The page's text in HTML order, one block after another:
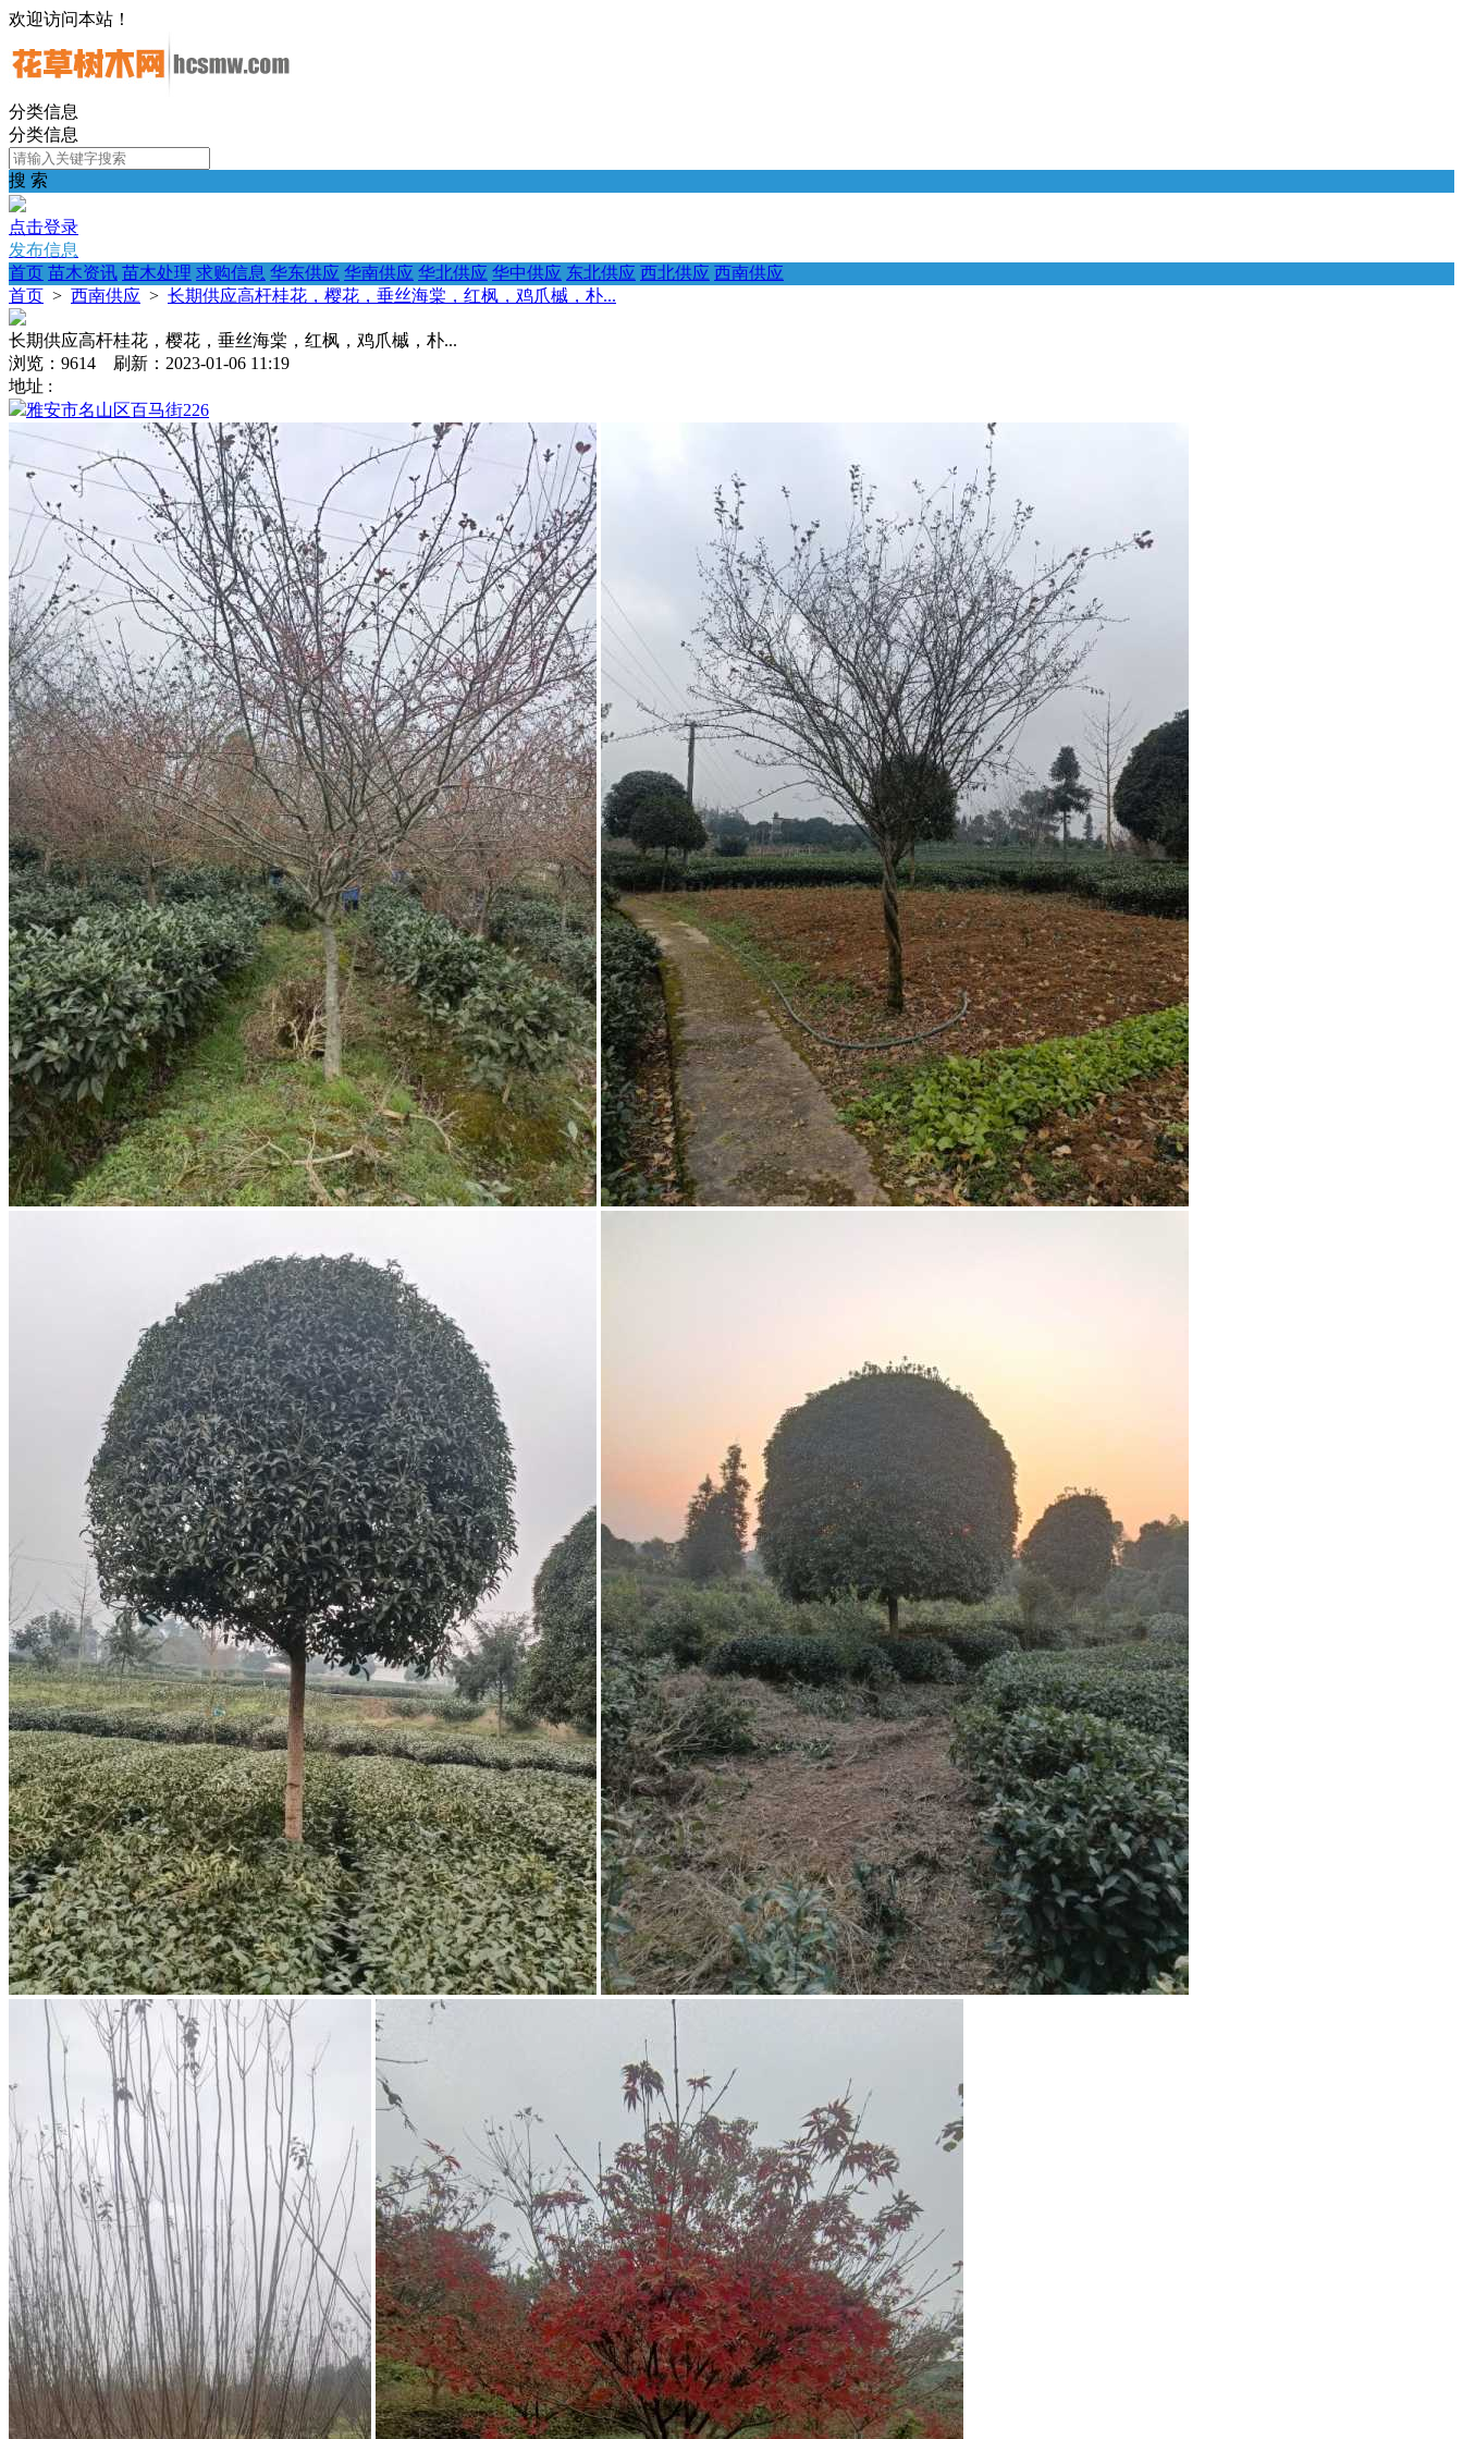
欢迎访问本站！
分类信息
分类信息
搜 索
点击登录
发布信息
首页 苗木资讯 苗木处理 求购信息 华东供应 华南供应 华北供应 华中供应 东北供应 西北供应 西南供应
首页 > 西南供应 > 长期供应高杆桂花，樱花，垂丝海棠，红枫，鸡爪槭，朴...
长期供应高杆桂花，樱花，垂丝海棠，红枫，鸡爪槭，朴...
浏览：9614 刷新：2023-01-06 11:19
地址 :
雅安市名山区百马街226